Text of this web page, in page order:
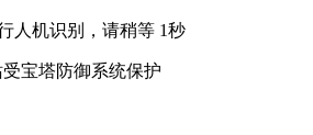
人机识别，请稍等 1秒
宝塔防御系统保护